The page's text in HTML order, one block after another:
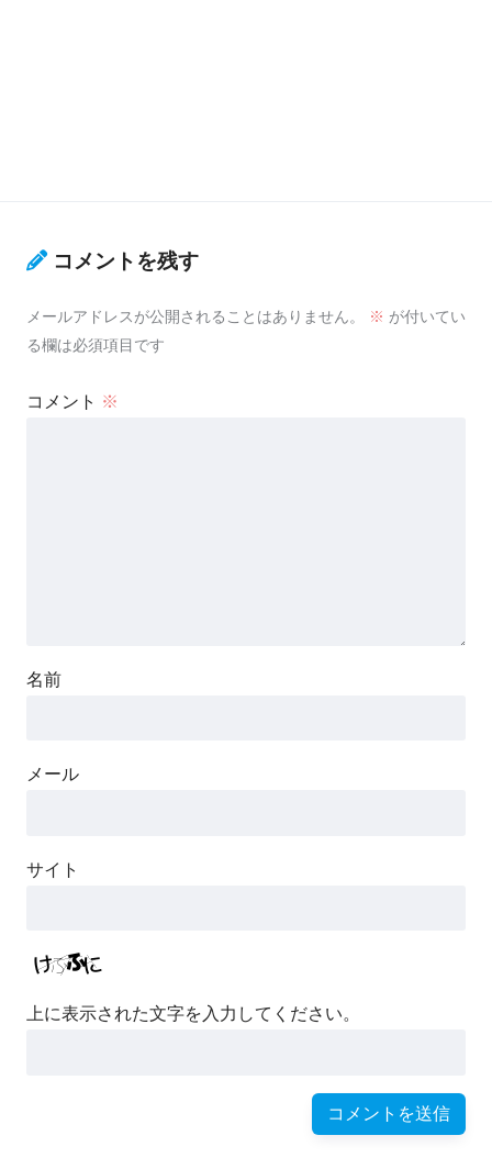
コメントを残す
メールアドレスが公開されることはありません。 ※ が付いてい
る欄は必須項目です
コメント ※
名前
メール
サイト
上に表示された文字を入力してください。